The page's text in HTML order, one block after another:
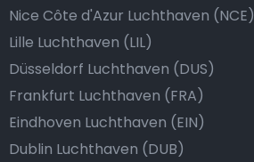
Nice Côte d'Azur Luchthaven (NCE)
Lille Luchthaven (LIL)
Düsseldorf Luchthaven (DUS)
Frankfurt Luchthaven (FRA)
Eindhoven Luchthaven (EIN)
Dublin Luchthaven (DUB)